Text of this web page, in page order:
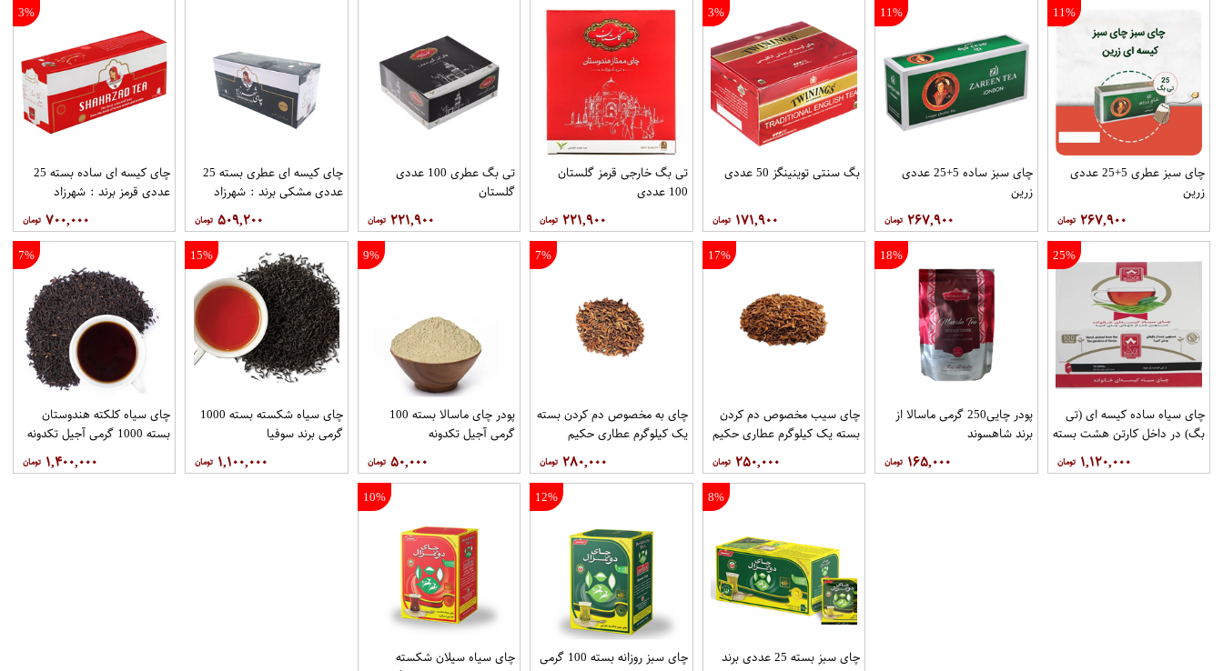
11%
چای سبز عطری 5+25 عددی
زرین
۲۶۷,۹۰۰
11%
چای سبز ساده 5+25 عددی
زرین
۲۶۷,۹۰۰
3%
بگ سنتی توینینگز 50 عددی
۱۷۱,۹۰۰
تی بگ خارجی قرمز گلستان
100 عددی
۲۲۱,۹۰۰
تی بگ عطری 100 عددی
گلستان
۲۲۱,۹۰۰
چای کیسه ای عطری بسته 25
عددی مشکی برند : شهرزاد
۵۰۹,۲۰۰
3%
چای کیسه ای ساده بسته 25
عددی قرمز برند : شهرزاد
۷۰۰,۰۰۰
25%
چای سیاه ساده کیسه ای (تی
بگ) در داخل کارتن هشت بسته
۱,۱۲۰,۰۰۰
18%
پودر چایی250 گرمی ماسالا از
برند شاهسوند
۱۶۵,۰۰۰
17%
چای سیب مخصوص دم کردن
بسته یک کیلوگرم عطاری حکیم
۲۵۰,۰۰۰
7%
چای به مخصوص دم کردن بسته
یک کیلوگرم عطاری حکیم
۲۸۰,۰۰۰
9%
پودر چای ماسالا بسته 100
گرمی آجیل تکدونه
۵۰,۰۰۰
15%
چای سیاه شکسته بسته 1000
گرمی برند سوفیا
۱,۱۰۰,۰۰۰
7%
چای سیاه کلکته هندوستان
بسته 1000 گرمی آجیل تکدونه
۱,۴۰۰,۰۰۰
8%
چای سبز بسته 25 عددی برند
12%
چای سبز روزانه بسته 100 گرمی
10%
چای سیاه سیلان شکسته